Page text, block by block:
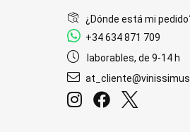
¿Dónde está mi
+34 634 871 709
laborables, de 9-14 h